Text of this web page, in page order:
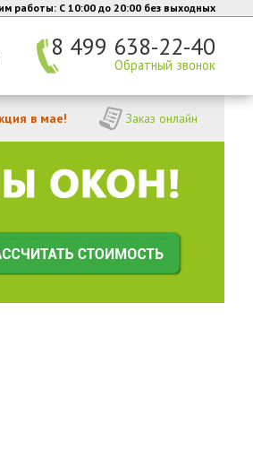
работы: C 10:00 до 20:00 без выходных
8 499 638-22-40
Обратный звонок
в мае! Заказ онлайн